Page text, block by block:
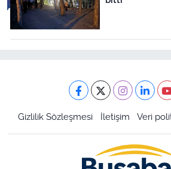
Gizlilik Sözleşmesi İletişim Veri